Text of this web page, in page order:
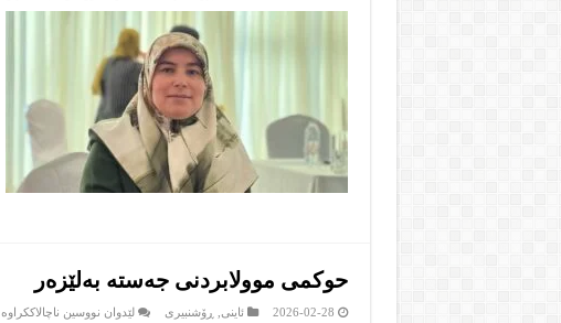
حوکمی موولابردنی جەستە بەلێزەر
2026-02-28 ئاینى ڕۆشنبیرى لێدوان نووسین ناچالاککراوە